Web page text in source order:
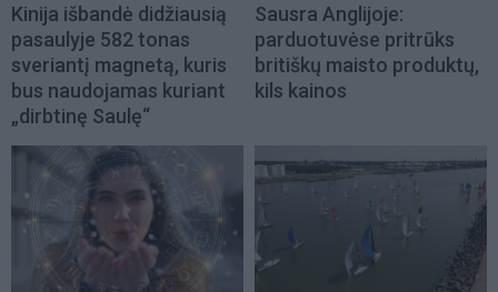
Kinija išbandė didžiausią
pasaulyje 582 tonas
sveriantį magnetą, kuris
bus naudojamas kuriant
„dirbtinę Saulę“
Sausra Anglijoje:
parduotuvėse pritrūks
britiškų maisto produktų,
kils kainos